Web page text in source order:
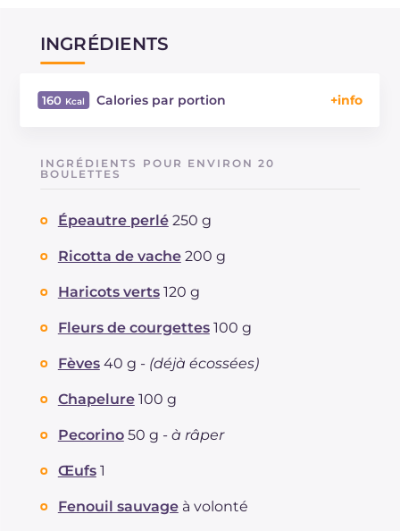
INGRÉDIENTS
160 Calories par portion
Dont sucres
Graisses
Fibre
Cholestérol
INGRÉDIENTS POUR ENVIRON 20
BOULETTES
Épeautre perlé 250 g
Ricotta de vache 200 g
Haricots verts 120 g
Fleurs de courgettes 100 g
Fèves 40 g - (déjà écossées)
Chapelure 100 g
Pecorino 50 g - à râper
Œufs 1
Fenouil sauvage à volonté